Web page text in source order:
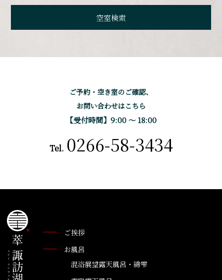
ご予約・空き室のご確認、
お問い合わせはこちら
【受付時間】9:00 〜 18:00
Tel. 0266-58-3434
ご挨拶
お風呂
混浴展望露天風呂・綿雫